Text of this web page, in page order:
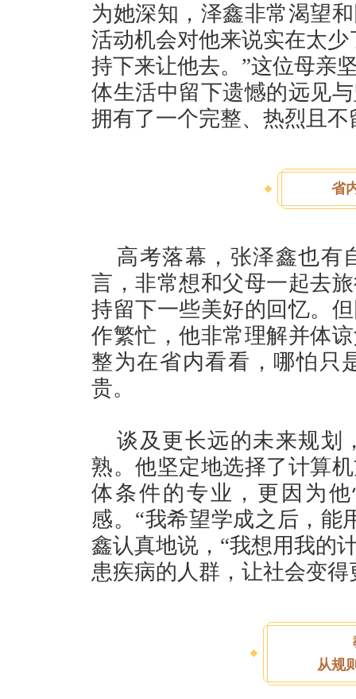
为她深知，泽鑫非常渴望
活动机会对他来说实在太
持下来让他去。”这位母亲
体生活中留下遗憾的远见
拥有了一个完整、热烈且
省
高考落幕，张泽鑫也有
言，非常想和父母一起去
持留下一些美好的回忆。
作繁忙，他非常理解并体
整为在省内看看，哪怕只
贵。
谈及更长远的未来规划
熟。他坚定地选择了计算
体条件的专业，更因为
感。“我希望学成之后，能
鑫认真地说，“我想用我的
患疾病的人群，让社会变得
从规